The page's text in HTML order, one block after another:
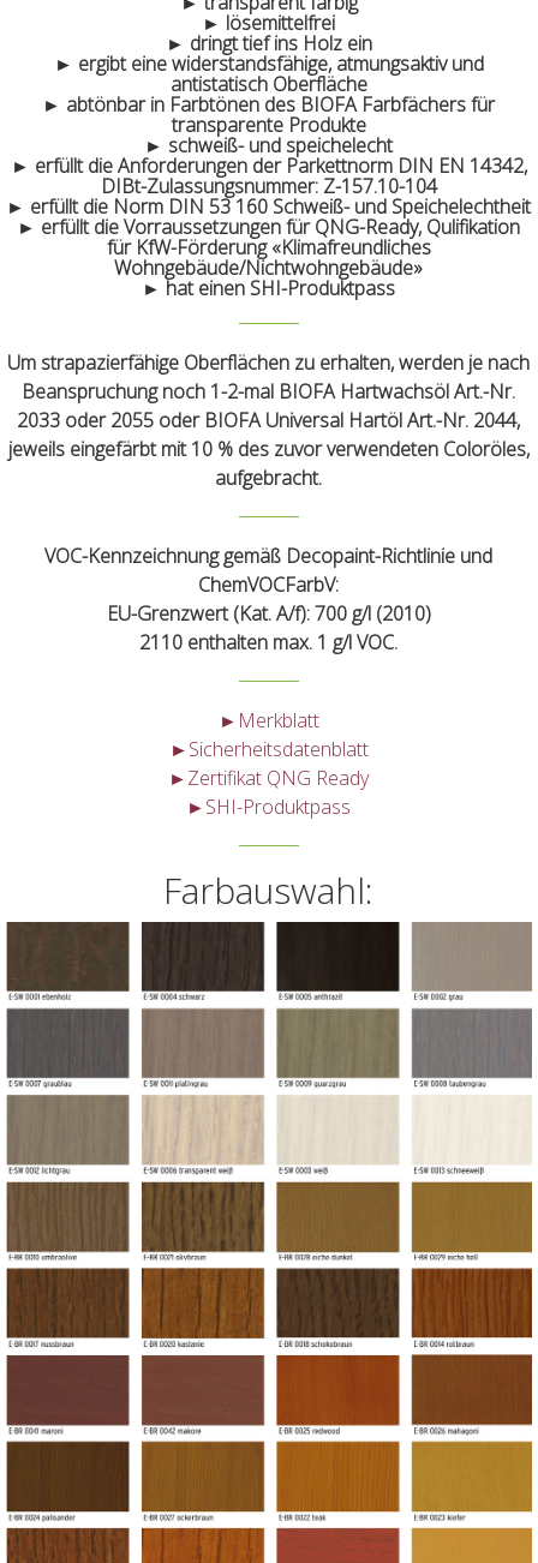
► lösemittelfrei
► dringt tief ins Holz ein
► ergibt eine widerstandsfähige, atmungsaktiv und
antistatisch Oberfläche
► abtönbar in Farbtönen des BIOFA Farbfächers für
transparente Produkte
► schweiß- und speichelecht
► erfüllt die Anforderungen der Parkettnorm DIN EN 14342,
DIBt-Zulassungsnummer: Z-157.10-104
► erfüllt die Norm DIN 53 160 Schweiß- und Speichelechtheit
► erfüllt die Vorraussetzungen für QNG-Ready, Qulifikation
für KfW-Förderung «Klimafreundliches
Wohngebäude/Nichtwohngebäude»
► hat einen SHI-Produktpass
Um strapazierfähige Oberflächen zu erhalten, werden je nach
Beanspruchung noch 1-2-mal BIOFA Hartwachsöl Art.-Nr.
2033 oder 2055 oder BIOFA Universal Hartöl Art.-Nr. 2044,
jeweils eingefärbt mit 10 % des zuvor verwendeten Coloröles,
aufgebracht.
VOC-Kennzeichnung gemäß Decopaint-Richtlinie und
ChemVOCFarbV:
EU-Grenzwert (Kat. A/f): 700 g/l (2010)
2110 enthalten max. 1 g/l VOC.
►Merkblatt
►Sicherheitsdatenblatt
►Zertifikat QNG Ready
►SHI-Produktpass
Farbauswahl: